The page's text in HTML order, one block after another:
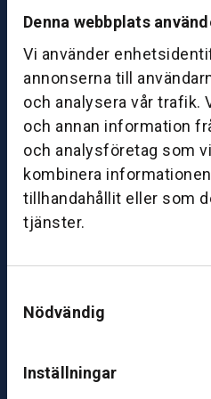
Denna webbplats
Vi använder
annonserna till
och analysera vår trafik.
och annan information
och analysföretag som
kombinera
tillhandahållit eller som
tjänster.
Nödvändig
Inställningar
ån
a
g
–
fr
a
g:
0
0
–
0